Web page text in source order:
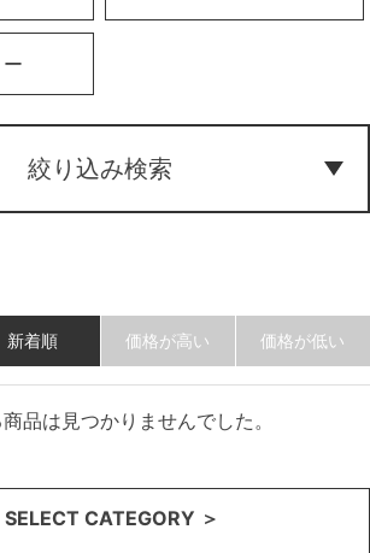
絞り込み検索
新着順 価格が高い 価格が低い
品は見つかりませんでした。
SELECT CATEGORY ＞